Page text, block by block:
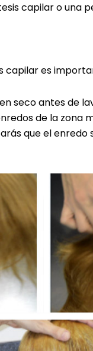
capilar o una
capilares
seco antes de
de la zona
que el